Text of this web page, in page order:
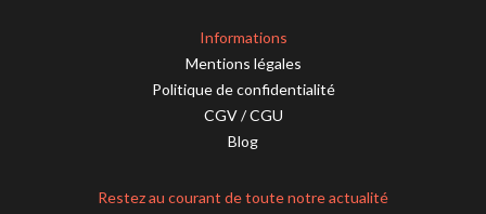
Informations
Mentions légales
Politique de confidentialité
CGV/CGU
Blog
Restez au courant de toute notre actualité